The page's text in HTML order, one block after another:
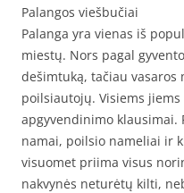
Palangos viešbučiai
Palanga yra vienas iš
miestų. Nors pagal
dešimtuką, tačiau
poilsiautojų. Visiems
apgyvendinimo klausimai.
namai, poilsio nameliai ir
visuomet priima visus
nakvynės neturėtų kilti,